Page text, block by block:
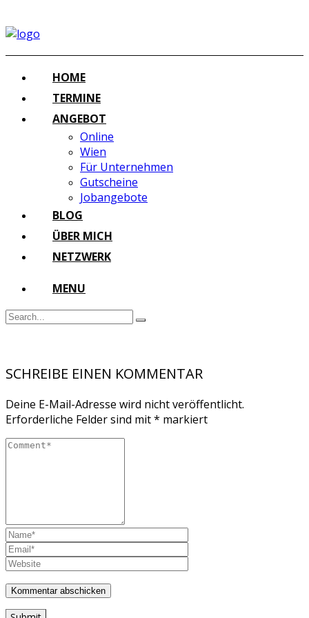
HOME
TERMINE
ANGEBOT
Online
Wien
Für Unternehmen
Gutscheine
Jobangebote
BLOG
ÜBER MICH
NETZWERK
MENU
SCHREIBE EINEN KOMMENTAR
Deine E-Mail-Adresse wird nicht veröffentlicht.
Erforderliche Felder sind mit* markiert